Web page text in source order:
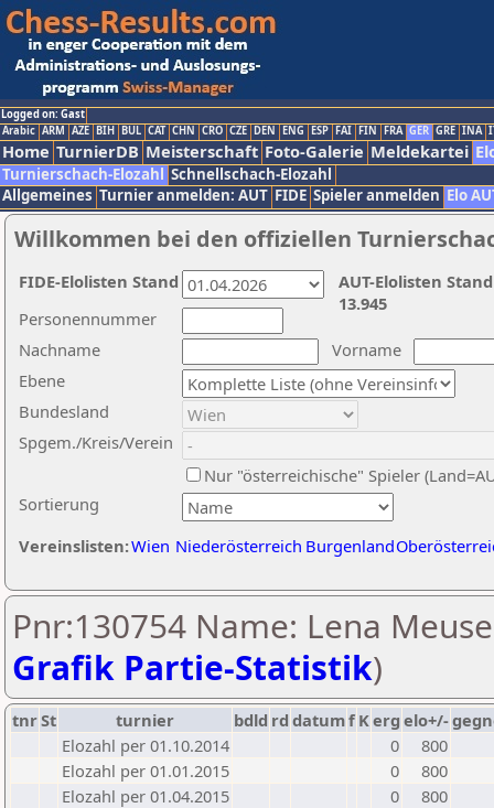
Logged on: Gast
Arabic ARM AZE BIH BUL CAT CHN CRO CZE DEN ENG ESP FAI FIN FRA GER GRE INA
Home TurnierDB Meisterschaft Foto-Galerie Meldekartei
Turnierschach-Elozahl Schnellschach-Elozahl
Allgemeines Turnier anmelden: AUT FIDE Spieler anmelden Elo
Willkommen bei den offiziellen
Nachname
Vorname
Ebene
Sortierung
Personennummer
Bundesland
Spgem./Kreis/Verein
Nur "österreichische" Spieler
Vereinslisten:Wien Niederösterreich Burgenland
AUT-Elolisten
13.945
FIDE-Elolisten Stand
Pnr:130754 Name: Lena
Grafik Partie-Statistik)
tnrSt turnier bdld rd datumf Kerg elo+/-
Elozahl per 01.10.2014
0
800
Elozahl per 01.01.2015
0
800
Elozahl per 01.04.2015
0
800